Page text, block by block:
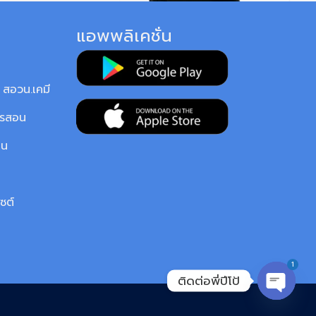
อวน.เคมี
สอน
ต์
แอพพลิเคชั่น
ติดต่อพี่ปีโป้
OPEN